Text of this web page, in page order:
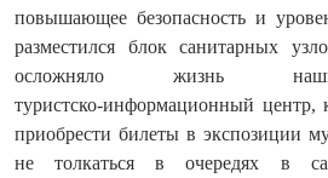
повышающее безопасность и
разместился блок санитарных
осложняло жизнь
туристско‑информационный центр,
приобрести билеты в экспозиции
не толкаться в очередях в